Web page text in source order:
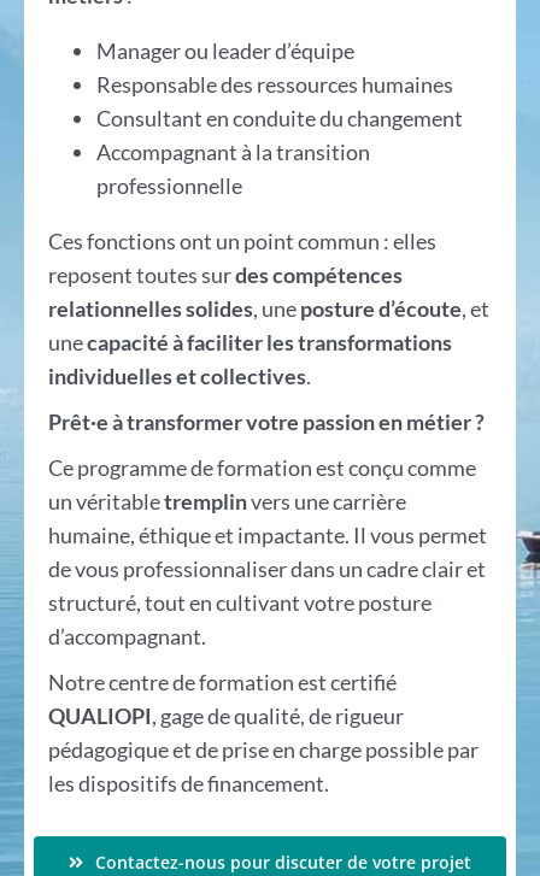
Manager ou leader d’équipe
Responsable des ressources humaines
Consultant en conduite du changement
Accompagnant à la transition
professionnelle
Ces fonctions ont un point commun : elles
reposent toutes surdes compétences
relationnelles solides, uneposture d’écoute, et
unecapacité à faciliter les transformations
individuelles et collectives.
Prêt·e à transformer votre passion en métier ?
Ce programme de formation est conçu comme
un véritabletremplinvers une carrière
humaine, éthique et impactante. Il vous permet
de vous professionnaliser dans un cadre clair et
structuré, tout en cultivant votre posture
d’accompagnant.
Notre centre de formation est certifié
QUALIOPI, gage de qualité, de rigueur
pédagogique et de prise en charge possible par
les dispositifs de financement.
Contactez-nous pour discuter de votre projet